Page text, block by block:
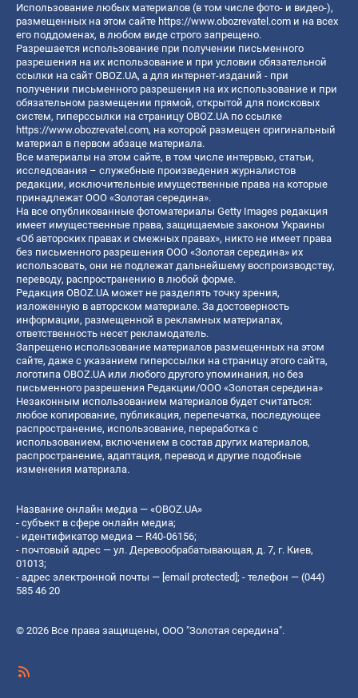
Использование любых материалов (в том числе фото- и видео-),
размещенных на этом сайте https://www.obozrevatel.com и на всех
его поддоменах, в любом виде строго запрещено.
Разрешается использование при получении письменного
разрешения на их использование и при условии обязательной
ссылки на сайт OBOZ.UA, а для интернет-изданий - при
получении письменного разрешения на их использование и при
обязательном размещении прямой, открытой для поисковых
систем, гиперссылки на страницу OBOZ.UA по ссылке
https://www.obozrevatel.com, на которой размещен оригинальный
материал в первом абзаце материала.
Все материалы на этом сайте, в том числе интервью, статьи,
исследования – служебные произведения журналистов
редакции, исключительные имущественные права на которые
принадлежат ООО «Золотая середина».
На все опубликованные фотоматериалы Getty Images редакция
имеет имущественные права, защищаемые законом Украины
«Об авторских правах и смежных правах», никто не имеет права
без письменного разрешения ООО «Золотая середина» их
использовать, они не подлежат дальнейшему воспроизводству,
переводу, распространению в любой форме.
Редакция OBOZ.UA может не разделять точку зрения,
изложенную в авторском материале. За достоверность
информации, размещенной в рекламных материалах,
ответственность несет рекламодатель.
Запрещено использование материалов размещенных на этом
сайте, даже с указанием гиперссылки на страницу этого сайта,
логотипа OBOZ.UA или любого другого упоминания, но без
письменного разрешения Редакции/ООО «Золотая середина»
Незаконным использованием материалов будет считаться:
любое копирование, публикация, перепечатка, последующее
распространение, использование, переработка с
использованием, включением в состав других материалов,
распространение, адаптация, перевод и другие подобные
изменения материала.
Название онлайн медиа — «OBOZ.UA»
- субъект в сфере онлайн медиа;
- идентификатор медиа — R40-06156;
- почтовый адрес — ул. Деревообрабатывающая, д. 7, г. Киев,
01013;
- адрес электронной почты — [email protected]; - телефон — (044)
585 46 20
© 2026 Все права защищены, ООО "Золотая середина".